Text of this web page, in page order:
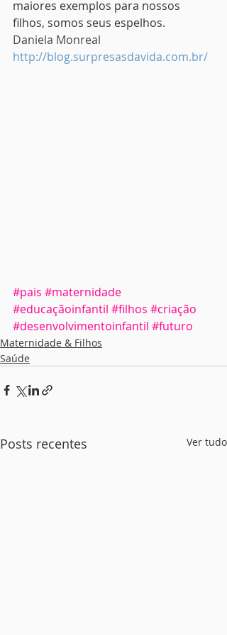
maiores exemplos para nossos
filhos, somos seus espelhos.
Daniela Monreal
http://blog.surpresasdavida.com.br/
#pais #maternidade
#educaçãoinfantil #filhos #criação
#desenvolvimentoinfantil #futuro
Maternidade & Filhos
Saúde
Posts recentes Ver tudo